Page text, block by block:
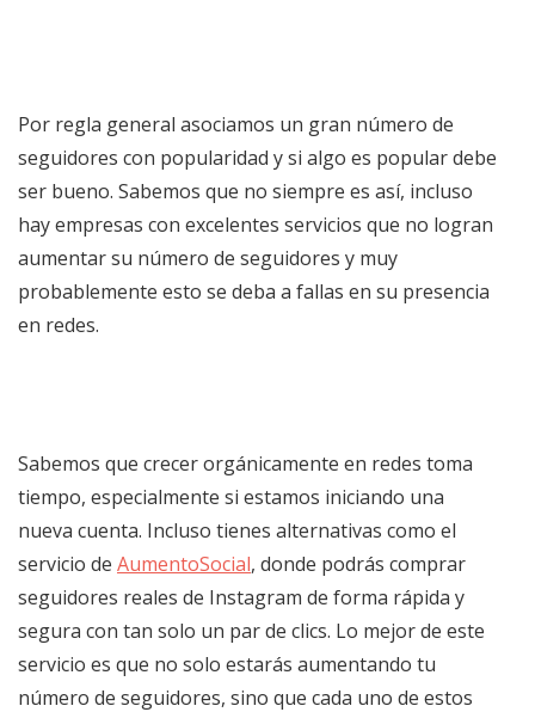
Por regla general asociamos un gran número de
seguidores con popularidad y si algo es popular debe
ser bueno. Sabemos que no siempre es así, incluso
hay empresas con excelentes servicios que no logran
aumentar su número de seguidores y muy
probablemente esto se deba a fallas en su presencia
en redes.
Sabemos que crecer orgánicamente en redes toma
tiempo, especialmente si estamos iniciando una
nueva cuenta. Incluso tienes alternativas como el
servicio de AumentoSocial, donde podrás comprar
seguidores reales de Instagram de forma rápida y
segura con tan solo un par de clics. Lo mejor de este
servicio es que no solo estarás aumentando tu
número de seguidores, sino que cada uno de estos